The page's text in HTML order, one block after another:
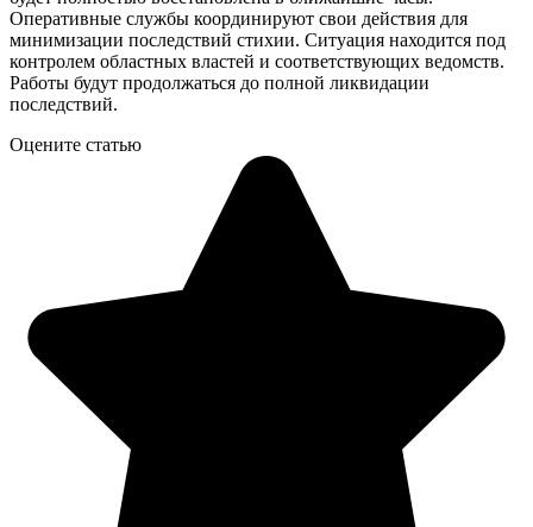
Оперативные службы координируют свои действия для
минимизации последствий стихии. Ситуация находится под
контролем областных властей и соответствующих ведомств.
Работы будут продолжаться до полной ликвидации
последствий.
Оцените статью